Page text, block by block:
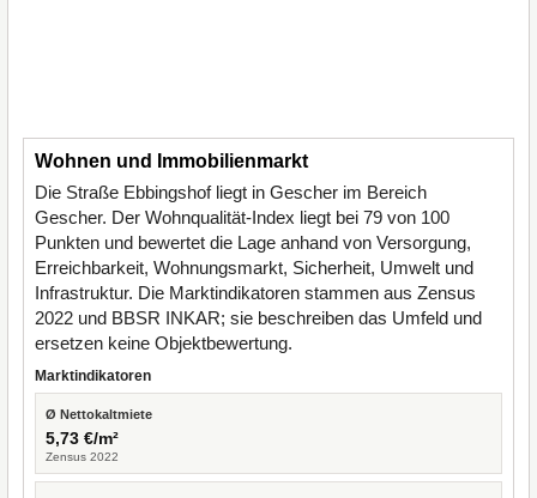
Wohnen und Immobilienmarkt
Die Straße Ebbingshof liegt in Gescher im Bereich
Gescher. Der Wohnqualität-Index liegt bei 79 von 100
Punkten und bewertet die Lage anhand von Versorgung,
Erreichbarkeit, Wohnungsmarkt, Sicherheit, Umwelt und
Infrastruktur. Die Marktindikatoren stammen aus Zensus
2022 und BBSR INKAR; sie beschreiben das Umfeld und
ersetzen keine Objektbewertung.
Marktindikatoren
Ø Nettokaltmiete
5,73 €/m²
Zensus 2022